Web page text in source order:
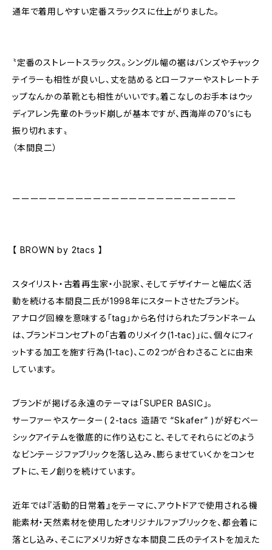
通年で着用しやすい定番スラックスに仕上がりました。
〝定番のストレートスラックス。シングル幅の裾はバンズやチャック
テイラーも相性が良いし、丈を詰めるとローファーやストレートチ
ップなんかの革靴とも相性がいいです。着こなしのお手本はウッ
ディアレン先輩のトラッド崩しが基本ですが、西海岸の70’sにも
振り切れます〟
（本間良二）
ーーーーーーーーーーーーーーーーーーーーーーーーー
【 BROWN by 2tacs 】
スタイリスト・古着再生家・小説家、そしてデザイナーと幅広く活
動を続ける本間良二氏が1998年にスタートさせたブランド。
アナログ回線を意味する「tag」から名付けられたブランドネーム
は、ブランドコンセプトの「古着のリメイク(1-tac)」に、個々にフィ
ットする加工を施す行為(1-tac)、この2つが合わさることに由来
しています。
ブランドが掲げる永遠のテーマは「SUPER BASIC」。
サーファーやスケーター( 2-tacs 造語で “Skafer” )が好むベー
シックアイテムを徹底的に作り込むこと、そしてそれらにどのよう
なビンテージファブリックを落し込み、膨らませていくかをコンセ
プトに、モノ創りを続けています。
近年では『活動的日常着』をテーマに、アウトドアで使用される機
能素材・天然素材を使用したオリジナルファブリックを、都会着に
落とし込み、そこにアメリカ好きな本間良二氏のテイストを加えた